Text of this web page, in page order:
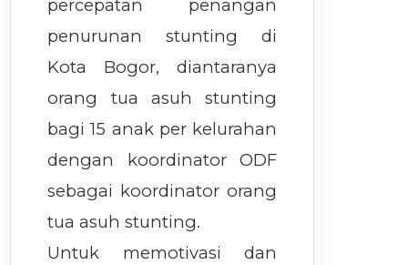
percepatan penangan
penurunan stunting di
Kota Bogor, diantaranya
orang tua asuh stunting
bagi 15 anak per kelurahan
dengan koordinator ODF
sebagai koordinator orang
tua asuh stunting.
Untuk memotivasi dan